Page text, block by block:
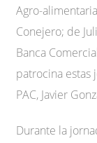
Agro-
Conejero; de
Banca
patrocina estas
PAC, Javier
Durante la